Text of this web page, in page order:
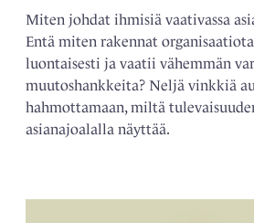
Miten johdat ihmisiä vaativassa
Entä miten rakennat
luontaisesti ja vaatii vähemmän
muutoshankkeita? Neljä vinkkiä
hahmottamaan, miltä
asianajoalalla näyttää.